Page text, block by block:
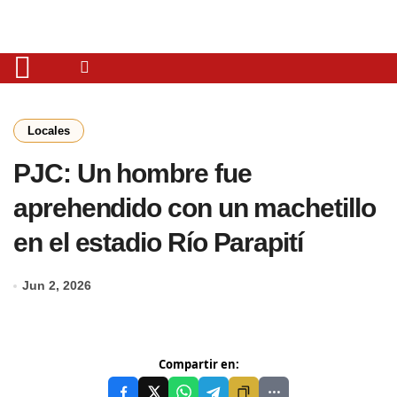
Locales
PJC: Un hombre fue
aprehendido con un machetillo
en el estadio Río Parapití
Jun 2, 2026
Compartir en: